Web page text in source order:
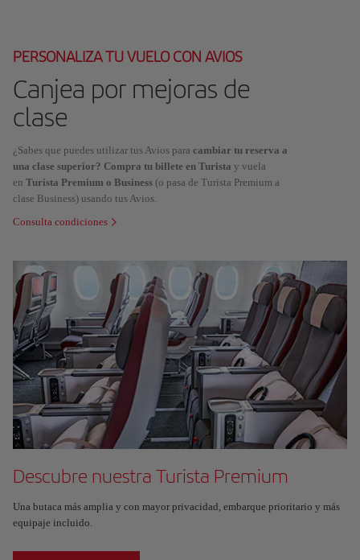
PERSONALIZA TU VUELO CON AVIOS
Canjea por mejoras de
clase
¿Sabes que puedes utilizar tus Avios para cambiar tu reserva a
una clase superior? Compra tu billete en Turista y vuela
en Turista Premium o Business (o pasa de Turista Premium a
clase Business) usando tus Avios.
Consulta condiciones
Descubre nuestra Turista Premium
Una butaca más amplia y con mayor privacidad, embarque prioritario y más
equipaje incluido.